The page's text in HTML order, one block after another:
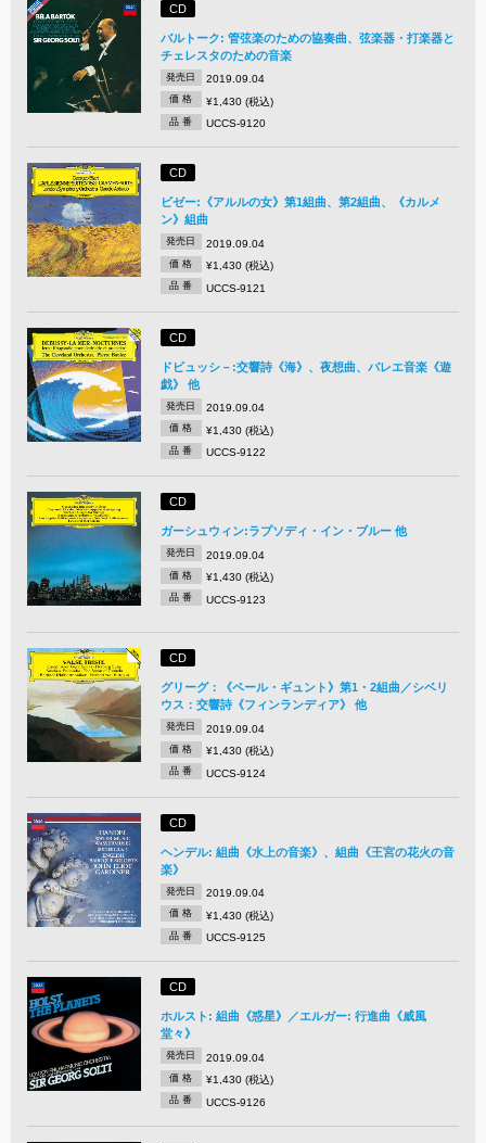
CD
バルトーク: 管弦楽のための協奏曲、弦楽器・打楽器と
チェレスタのための音楽
発売日 2019.09.04
価 格 ¥1,430 (税込)
品 番 UCCS-9120
CD
ビゼー:《アルルの女》第1組曲、第2組曲、《カルメ
ン》組曲
発売日 2019.09.04
価 格 ¥1,430 (税込)
品 番 UCCS-9121
CD
ドビュッシ－:交響詩《海》、夜想曲、バレエ音楽《遊
戯》 他
発売日 2019.09.04
価 格 ¥1,430 (税込)
品 番 UCCS-9122
CD
ガーシュウィン:ラプソディ・イン・ブルー 他
発売日 2019.09.04
価 格 ¥1,430 (税込)
品 番 UCCS-9123
CD
グリーグ：《ペール・ギュント》第1・2組曲／シベリ
ウス：交響詩《フィンランディア》 他
発売日 2019.09.04
価 格 ¥1,430 (税込)
品 番 UCCS-9124
CD
ヘンデル: 組曲《水上の音楽》、組曲《王宮の花火の音
楽》
発売日 2019.09.04
価 格 ¥1,430 (税込)
品 番 UCCS-9125
CD
ホルスト: 組曲《惑星》／エルガー: 行進曲《威風
堂々》
発売日 2019.09.04
価 格 ¥1,430 (税込)
品 番 UCCS-9126